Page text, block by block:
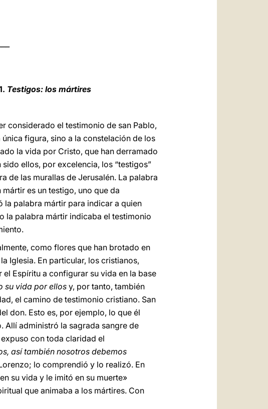
Testigos: los mártires
considerado el testimonio de san Pablo,
figura, sino a la constelación de los
la vida por Cristo, que han derramado
ellos, por excelencia, los “testigos”
de las murallas de Jerusalén. La palabra
mártir es un testigo, uno que da
la palabra mártir para indicar a quien
la palabra mártir indicaba el testimonio
como flores que han brotado en
Iglesia. En particular, los cristianos,
Espíritu a configurar su vida en la base
su vida por ellosy, por tanto, también
el camino de testimonio cristiano. San
don. Esto es, por ejemplo, lo que él
Allí administró la sagrada sangre de
con toda claridad el
así también nosotros debemos
lo comprendió y lo realizó. En
su vida y le imitó en su muerte»
que animaba a los mártires. Con